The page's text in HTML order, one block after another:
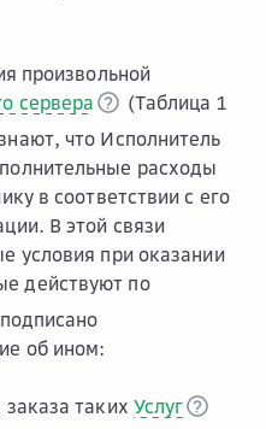
произвольной
сервера
(Таблица 1
что Исполнитель
расходы
в соответствии с его
В этой связи
условия при оказании
действуют по
об ином:
таких Услуг